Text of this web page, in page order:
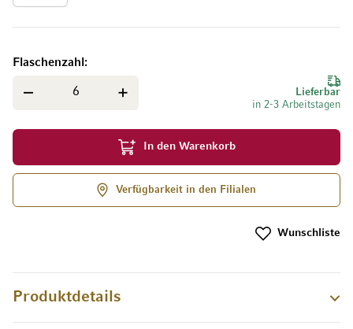
Lieferbar
in 2-3 Arbeitstagen
Flaschenzahl
In den Warenkorb
Verfügbarkeit in den Filialen
Wunschliste
Produktdetails